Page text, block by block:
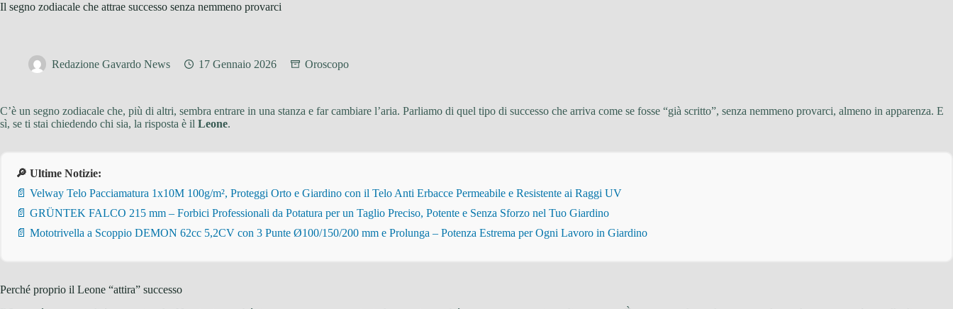
Il segno zodiacale che attrae successo senza nemmeno provarci
Redazione Gavardo News 17 Gennaio 2026 Oroscopo
C’è un segno zodiacale che, più di altri, sembra entrare in una stanza e far cambiare l’aria. Parliamo di quel tipo di successo che arriva come se fosse “già scritto”, senza nemmeno provarci, almeno in apparenza. E
sì, se ti stai chiedendo chi sia, la risposta è il Leone.
🔎 Ultime Notizie:
📄 Velway Telo Pacciamatura 1x10M 100g/m², Proteggi Orto e Giardino con il Telo Anti Erbacce Permeabile e Resistente ai Raggi UV
📄 GRÜNTEK FALCO 215 mm – Forbici Professionali da Potatura per un Taglio Preciso, Potente e Senza Sforzo nel Tuo Giardino
📄 Mototrivella a Scoppio DEMON 62cc 5,2CV con 3 Punte Ø100/150/200 mm e Prolunga – Potenza Estrema per Ogni Lavoro in Giardino
Perché proprio il Leone “attira” successo